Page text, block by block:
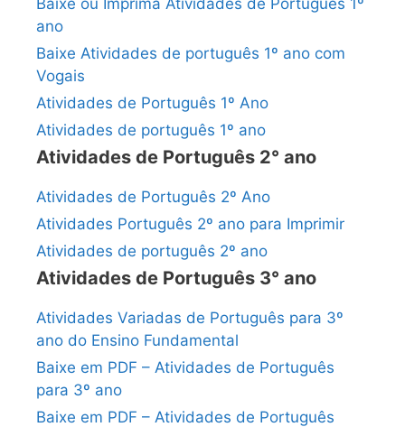
ano
Baixe Atividades de português 1º ano com
Vogais
Atividades de Português 1º Ano
Atividades de português 1º ano
Atividades de Português 2° ano
Atividades de Português 2º Ano
Atividades Português 2º ano para Imprimir
Atividades de português 2º ano
Atividades de Português 3° ano
Atividades Variadas de Português para 3º
ano do Ensino Fundamental
Baixe em PDF – Atividades de Português
para 3º ano
Baixe em PDF – Atividades de Português